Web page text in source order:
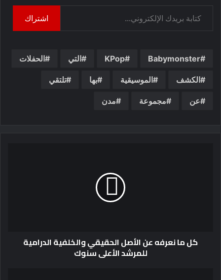
اشتراك
Babymonster
KPop التي الحفلات
الكشف الموسيقية بها تلتقي
عن مجموعة مدن
كل ما نعرفه عن الأصل الحقيقي والخلفية الدرامية
للمرشد الأعلى سنوك